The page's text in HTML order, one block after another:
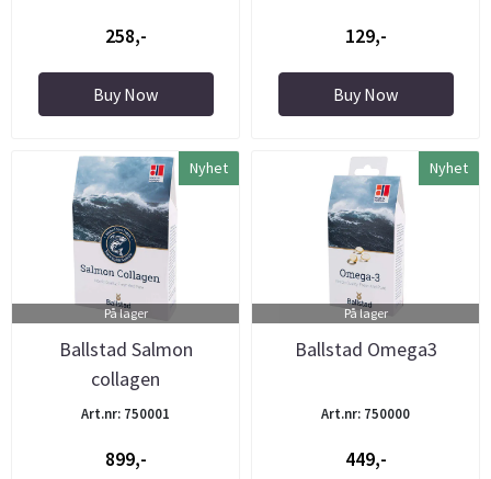
258,-
Buy Now
129,-
Buy Now
Nyhet
På lager
Ballstad Salmon
collagen
Art.nr: 750001
899,-
Nyhet
På lager
Ballstad Omega3
Art.nr: 750000
449,-